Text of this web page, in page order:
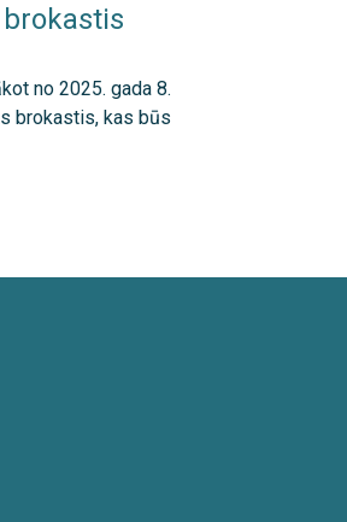
no 2025. gada 8.
brokastis, kas būs